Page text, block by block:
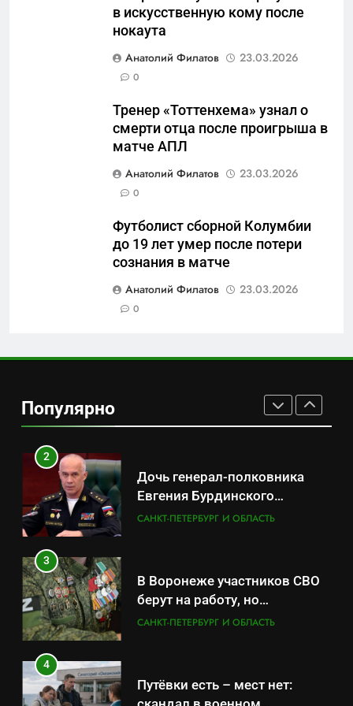
в искусственную кому после
нокаута
Анатолий Филатов
23.03.2026
0
Тренер «Тоттенхема» узнал о
смерти отца после проигрыша в
матче АПЛ
Анатолий Филатов
23.03.2026
0
Футболист сборной Колумбии
до 19 лет умер после потери
сознания в матче
Анатолий Филатов
23.03.2026
0
Популярно
защиты Отечества»
«500-тонный беспилотник»
или очередная показуха? Что
САНКТ-ПЕТЕРБУРГ И ОБЛАСТЬ
провалов и уязвимости
региона
Зачистка неба: Силовой
передел авиаотрасли
САНКТ-ПЕТЕРБУРГ И ОБЛАСТЬ
данные о складах с военной
продукцией: предприятия
обратились в СК
САНКТ-ПЕТЕРБУРГ И ОБЛАСТЬ
2
Дочь генерал-полковника
Евгения Бурдинского
оказывает платные услуги по
САНКТ-ПЕТЕРБУРГ И ОБЛАСТЬ
3
В Воронеже участников СВО
берут на работу, но
удержаться удаётся не всем
САНКТ-ПЕТЕРБУРГ И ОБЛАСТЬ
4
Путёвки есть – мест нет: